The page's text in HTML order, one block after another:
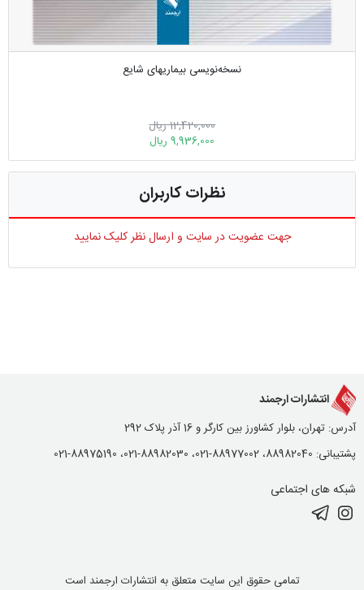
نسخه‌نویسی بیماریهای شایع
12,420,000 ریال
9,936,000 ریال
نظرات کاربران
جهت عضویت در سایت و ارسال نظر کلیک نمایید
انتشارات ارجمند
آدرس: تهران، بلوار کشاورز بین کارگر و 16 آذر پلاک 292
پشتیبانی: 88982040، 88977002-021، 88982030-021، 88975190-021
شبکه های اجتماعی
تمامی حقوق این سایت متعلق به انتشارات ارجمند است